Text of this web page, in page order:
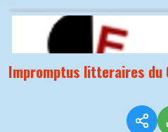
Impromptus litteraires du